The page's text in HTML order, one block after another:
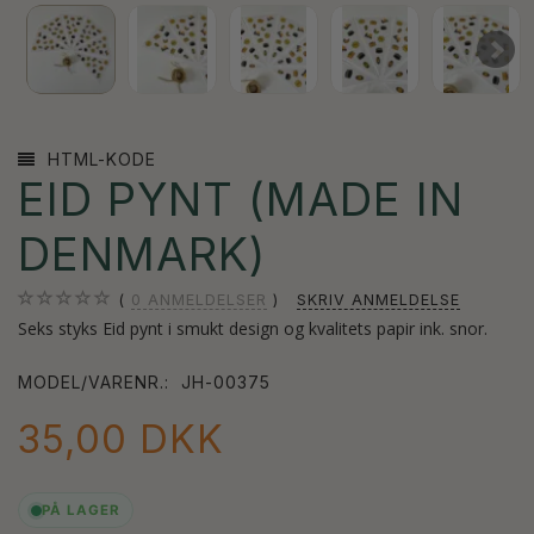
HTML-KODE
EID PYNT (MADE IN
DENMARK)
0 ANMELDELSER SKRIV ANMELDELSE
Seks styks Eid pynt i smukt design og kvalitets papir ink. snor.
MODEL/VARENR.: JH-00375
35,00 DKK
PÅ LAGER